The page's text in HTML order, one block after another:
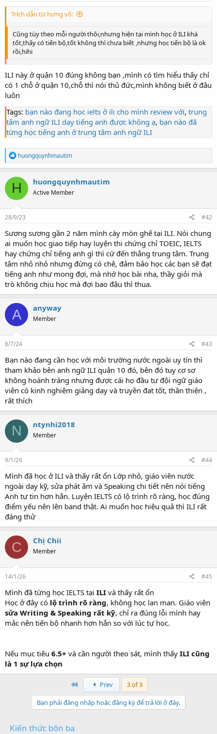
Trích dẫn từ hưng võ:
Cũng tùy theo mỗi người thôi,nhưng hiện tại mình học ở ILI khá
tốt,thấy có tiến bộ,tốt không thì chưa biết ,nhưng học tiến bộ là ok
rồi,hihi
ILI này ở quận 10 đúng không bạn ,mình có tìm hiểu thấy chỉ
có 1 chỗ ở quận 10,chỗ thì nói thủ đức,mình không biết ở đâu
luôn
Tags: bạn nào đang học ielts ở ili cho mình review với, trung
tâm anh ngữ ILI dạy tiếng anh được không ạ, bạn nào đã
từng học tiếng anh ở trung tâm anh ngữ ILI
R
e
a
c
t
o
n
s
huongquynhmautim
H huongquynhmautim
Active Member
28/9/23 #42
Sương sương gần 2 năm mình cày mòn ghế tại ILI. Nói chung
ai muốn học giao tiếp hay luyện thi chứng chỉ TOEIC, IELTS
hay chứng chỉ tiếng anh gì thì cứ đến thẳng trung tâm. Trung
tâm nhỏ nhỏ nhưng đừng có chê, đảm bảo học các bạn sẽ đạt
tiếng anh như mong đợi, mà nhớ học bài nha, thầy giỏi mà
trò không chịu học mà đợi bao đậu thì thua.
A anyway
Member
8/7/24 #43
Bạn nào đang cần học với môi trường nước ngoài uy tín thì
tham khảo bên anh ngữ ILI quận 10 đó, bên đó tuy cơ sơ
không hoành tráng nhưng được cái họ đầu tư đội ngữ giáo
viên có kinh nghiệm giảng dạy và truyền đạt tốt, thân thiện ,
rất thích
N ntynhi2018
Member
9/1/26 #44
Mình đã học ở ILI và thấy rất ổn Lớp nhỏ, giáo viên nước
ngoài dạy kỹ, sửa phát âm và Speaking chi tiết nên nói tiếng
Anh tự tin hơn hẳn. Luyện IELTS có lộ trình rõ ràng, học đúng
điểm yếu nên lên band thật. Ai muốn học hiệu quả thì ILI rất
đáng thử
C Chị Chii
Member
14/1/26 #45
Mình đã từng học IELTS tại ILI và thấy rất ổn
Học ở đây có lộ trình rõ ràng, không học lan man. Giáo viên
sửa Writing & Speaking rất kỹ, chỉ ra đúng lỗi mình hay
mắc nên tiến bộ nhanh hơn hẳn so với lúc tự học.
Nếu mục tiêu 6.5+ và cần người theo sát, mình thấy ILI cũng
là 1 sự lựa chọn
First Prev 3 of 3
Bạn phải đăng nhập hoặc đăng ký để trả lời ở đây.
Kiến thức bôn ba